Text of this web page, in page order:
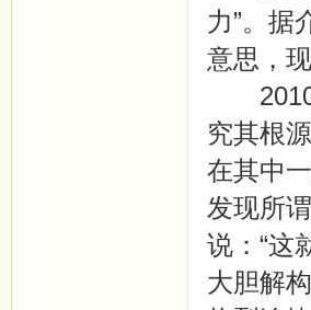
力”。据
意思，
2010
究其根
在其中
发现所
说：“这
大胆解